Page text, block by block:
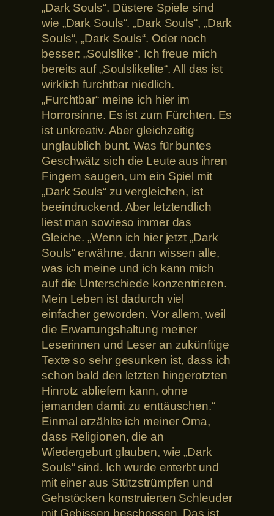
„Dark Souls“. Düstere Spiele sind
wie „Dark Souls“. „Dark Souls“, „Dark
Souls“, „Dark Souls“. Oder noch
besser: „Soulslike“. Ich freue mich
bereits auf „Soulslikelite“. All das ist
wirklich furchtbar niedlich.
„Furchtbar“ meine ich hier im
Horrorsinne. Es ist zum Fürchten. Es
ist unkreativ. Aber gleichzeitig
unglaublich bunt. Was für buntes
Geschwätz sich die Leute aus ihren
Fingern saugen, um ein Spiel mit
„Dark Souls“ zu vergleichen, ist
beeindruckend. Aber letztendlich
liest man sowieso immer das
Gleiche. „Wenn ich hier jetzt „Dark
Souls“ erwähne, dann wissen alle,
was ich meine und ich kann mich
auf die Unterschiede konzentrieren.
Mein Leben ist dadurch viel
einfacher geworden. Vor allem, weil
die Erwartungshaltung meiner
Leserinnen und Leser an zukünftige
Texte so sehr gesunken ist, dass ich
schon bald den letzten hingerotzten
Hinrotz abliefern kann, ohne
jemanden damit zu enttäuschen.“
Einmal erzählte ich meiner Oma,
dass Religionen, die an
Wiedergeburt glauben, wie „Dark
Souls“ sind. Ich wurde enterbt und
mit einer aus Stützstrümpfen und
Gehstöcken konstruierten Schleuder
mit Gebissen beschossen. Das ist